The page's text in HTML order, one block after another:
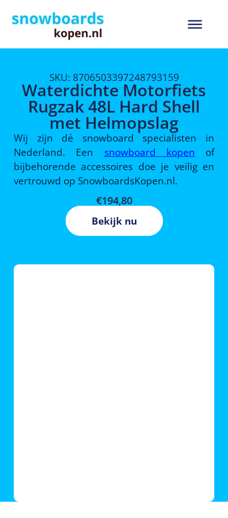
SKU: 8706503397248793159
Waterdichte Motorfiets
Rugzak 48L Hard Shell
met Helmopslag
Wij zijn dé snowboard specialisten in
Nederland. Een snowboard kopen of
bijbehorende accessoires doe je veilig en
vertrouwd op SnowboardsKopen.nl.
€194,80
Bekijk nu